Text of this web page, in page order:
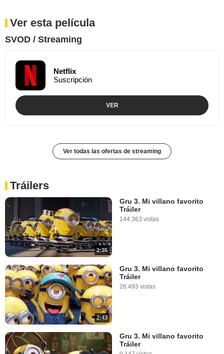
Ver esta película
SVOD / Streaming
Netflix
Suscripción
VER
Ver todas las ofertas de streaming
Tráilers
2:35
Gru 3. Mi villano favorito
Tráiler
144.363 vistas
2:43
Gru 3. Mi villano favorito
Tráiler
26.493 vistas
Gru 3. Mi villano favorito
Tráiler